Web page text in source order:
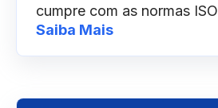
cumpre com as normas ISO
Saiba Mais